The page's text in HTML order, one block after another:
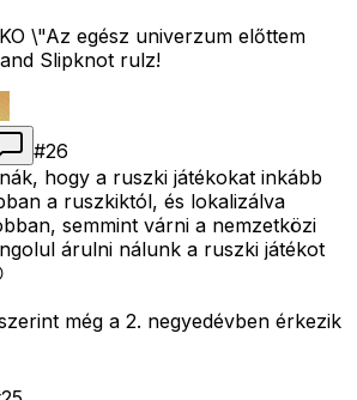
\"Az egész univerzum előttem
Slipknot rulz!
#26
hogy a ruszki játékokat inkább
a ruszkiktól, és lokalizálva
semmint várni a nemzetközi
árulni nálunk a ruszki játékot
még a 2. negyedévben érkezik